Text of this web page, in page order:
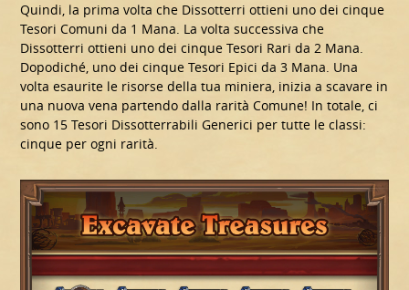
Quindi, la prima volta che Dissotterri ottieni uno dei cinque
Tesori Comuni da 1 Mana. La volta successiva che
Dissotterri ottieni uno dei cinque Tesori Rari da 2 Mana.
Dopodiché, uno dei cinque Tesori Epici da 3 Mana. Una
volta esaurite le risorse della tua miniera, inizia a scavare in
una nuova vena partendo dalla rarità Comune! In totale, ci
sono 15 Tesori Dissotterrabili Generici per tutte le classi:
cinque per ogni rarità.